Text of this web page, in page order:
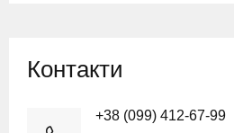
Контакти
+38 (099) 412-67-99